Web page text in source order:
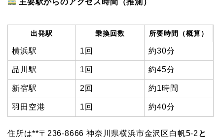
出発駅 乗換回数 所要時間（概算）
横浜駅 1回 約30分
品川駅 1回 約45分
新宿駅 2回 約1時間
羽田空港 1回 約40分
住所は**〒236-8666 神奈川県横浜市金沢区白帆5-2 と